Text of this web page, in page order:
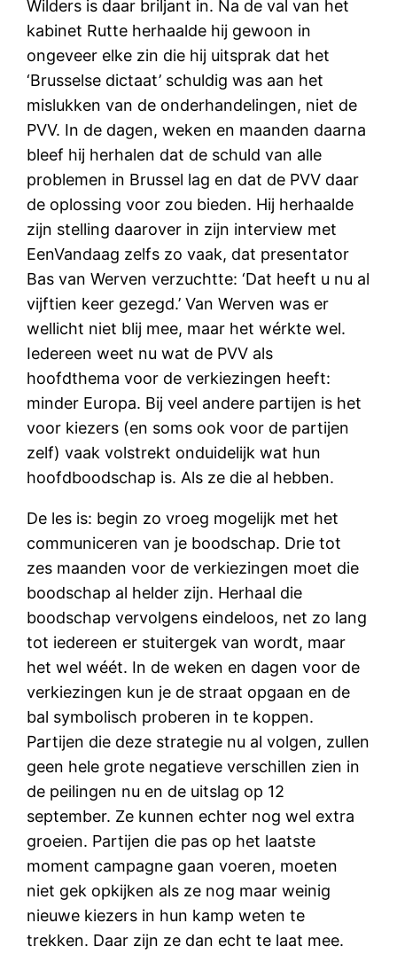
Wilders is daar briljant in. Na de val van het
kabinet Rutte herhaalde hij gewoon in
ongeveer elke zin die hij uitsprak dat het
‘Brusselse dictaat’ schuldig was aan het
mislukken van de onderhandelingen, niet de
PVV. In de dagen, weken en maanden daarna
bleef hij herhalen dat de schuld van alle
problemen in Brussel lag en dat de PVV daar
de oplossing voor zou bieden. Hij herhaalde
zijn stelling daarover in zijn interview met
EenVandaag zelfs zo vaak, dat presentator
Bas van Werven verzuchtte: ‘Dat heeft u nu al
vijftien keer gezegd.’ Van Werven was er
wellicht niet blij mee, maar het wérkte wel.
Iedereen weet nu wat de PVV als
hoofdthema voor de verkiezingen heeft:
minder Europa. Bij veel andere partijen is het
voor kiezers (en soms ook voor de partijen
zelf) vaak volstrekt onduidelijk wat hun
hoofdboodschap is. Als ze die al hebben.
De les is: begin zo vroeg mogelijk met het
communiceren van je boodschap. Drie tot
zes maanden voor de verkiezingen moet die
boodschap al helder zijn. Herhaal die
boodschap vervolgens eindeloos, net zo lang
tot iedereen er stuitergek van wordt, maar
het wel wéét. In de weken en dagen voor de
verkiezingen kun je de straat opgaan en de
bal symbolisch proberen in te koppen.
Partijen die deze strategie nu al volgen, zullen
geen hele grote negatieve verschillen zien in
de peilingen nu en de uitslag op 12
september. Ze kunnen echter nog wel extra
groeien. Partijen die pas op het laatste
moment campagne gaan voeren, moeten
niet gek opkijken als ze nog maar weinig
nieuwe kiezers in hun kamp weten te
trekken. Daar zijn ze dan echt te laat mee.